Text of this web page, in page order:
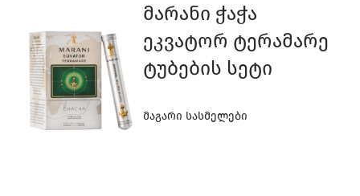
6
7
4
5
6
7
0
Მარანი Ჭაჭა
Ეკვატორ Ტერამარე
Ტუბების Სეტი
Მაგარი Სასმელები